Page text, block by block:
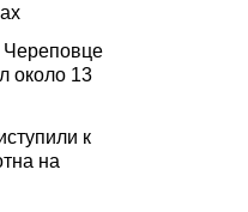
около 13
к
на